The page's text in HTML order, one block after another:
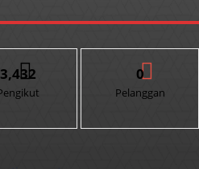
3,432 0
Pelanggan